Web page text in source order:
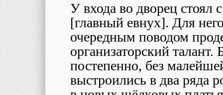
У входа во дворец
[главный евнух]. Для
очередным поводом
организаторский
постепенно, без
выстроились в два ряда